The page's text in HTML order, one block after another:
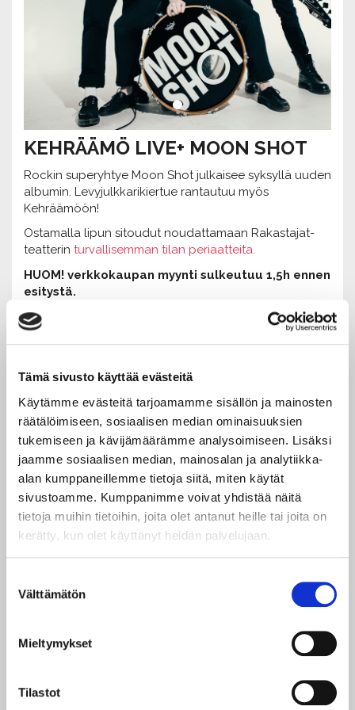
Tämä sivusto käyttää evästeitä
Käytämme evästeitä tarjoamamme sisällön ja mainosten
räätälöimiseen, sosiaalisen median ominaisuuksien
tukemiseen ja kävijämäärämme analysoimiseen. Lisäksi
jaamme sosiaalisen median, mainosalan ja analytiikka-
alan kumppaneillemme tietoja siitä, miten käytät
sivustoamme. Kumppanimme voivat yhdistää näitä
tietoja muihin tietoihin, joita olet antanut heille tai joita on
kerätty, kun olet käyttänyt heidän palvelujaan.
valinta
Välttämätön
Mieltymykset
Tilastot
KEHRÄÄMÖ LIVE+ MOON SHOT
Rockin superyhtye Moon Shot julkaisee syksyllä uuden
albumin. Levyjulkkarikiertue rantautuu myös
Kehräämöön!
Ostamalla lipun sitoudut noudattamaan Rakastajat-
teatterin turvallisemman tilan periaatteita.
HUOM! verkkokaupan myynti sulkeutuu 1,5h ennen
esitystä.
loppuunvarattu.
Vapaita paikkoja voi kysellä
suoraan esityksen ovelta.
Kehräämö Live +
La 19.12.klo 21
Liput 35 € (ovelta 40€)
K18.
Ovet aukeavat 1h ennen esityksen alkua
Keikalla on seisomapaikat
esittää alkuperäisen pdf-tiedoston älypuhelimesi
Pyydämme saapumaan paikalle viimeistään 15min
ennen esityksen alkua. Mikäli asiakas saapuu paikalle
sisäänpääsyä ennen kuin vasta mahdollisella väliajalla.